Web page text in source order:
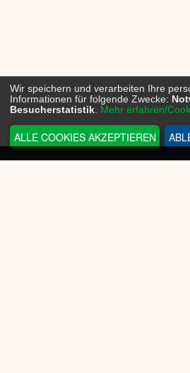
Wir speichern und verarbeiten Ihre
Informationen für folgende Zwecke:
Besucherstatistik Mehr erfahren/
ALLE COOKIES AKZEPTIEREN